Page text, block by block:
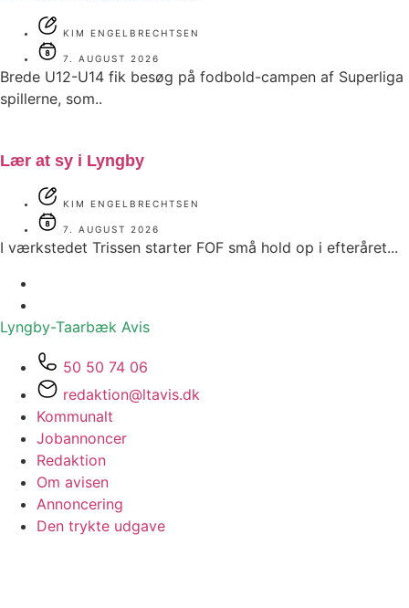
KIM ENGELBRECHTSEN
7. AUGUST 2026
Brede U12-U14 fik besøg på fodbold-campen af Superliga
spillerne, som..
Lær at sy i Lyngby
KIM ENGELBRECHTSEN
7. AUGUST 2026
I værkstedet Trissen starter FOF små hold op i efteråret...
Lyngby-Taarbæk Avis
50 50 74 06
redaktion@ltavis.dk
Kommunalt
Jobannoncer
Redaktion
Om avisen
Annoncering
Den trykte udgave